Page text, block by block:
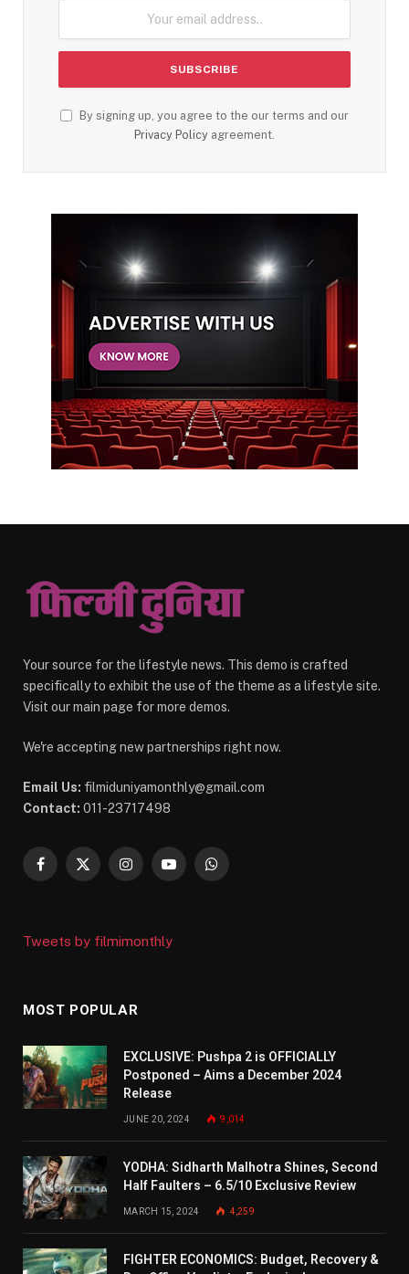
By signing up, you agree to the our terms and our
Privacy Policy agreement.
Your source for the lifestyle news. This demo is crafted
specifically to exhibit the use of the theme as a lifestyle site.
Visit our main page for more demos.
We're accepting new partnerships right now.
Email Us: filmiduniyamonthly@gmail.com
Contact: 011-23717498
Facebook
X
InstagramYouTubeWhatsApp
Tweets by filmimonthly
MOST POPULAR
EXCLUSIVE: Pushpa 2 is OFFICIALLY
Postponed – Aims a December 2024
Release
JUNE 20, 2024 9,014
YODHA: Sidharth Malhotra Shines, Second
Half Faulters – 6.5/10 Exclusive Review
MARCH 15, 2024 4,259
FIGHTER ECONOMICS: Budget, Recovery &